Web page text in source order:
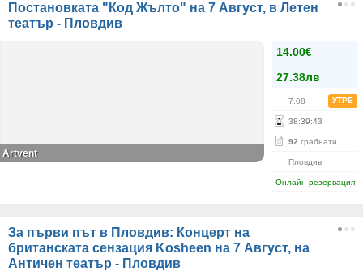
Постановката "Код Жълто" на 7 Август, в Летен
театър - Пловдив
14.00€
27.38лв
7.08 УТРЕ
38:39:43
92 грабнати
Пловдив
Онлайн резервация
Artvent
За първи път в Пловдив: Концерт на
британската сензация Kosheen на 7 Август, на
Античен театър - Пловдив